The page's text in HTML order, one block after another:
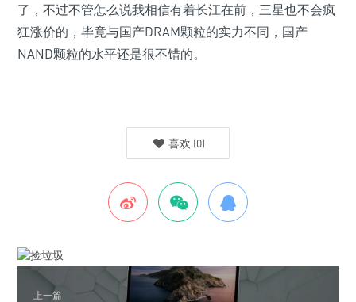
了，不过不管怎么说我相信有着长江在前，三星也不会疯
狂涨价的，毕竟与国产DRAM颗粒的实力不同，国产
NAND颗粒的水平还是很不错的。
喜欢 (0)
上一篇